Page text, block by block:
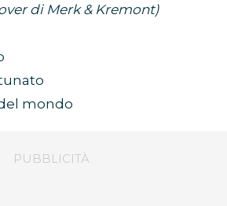
di Merk & Kremont)
mondo